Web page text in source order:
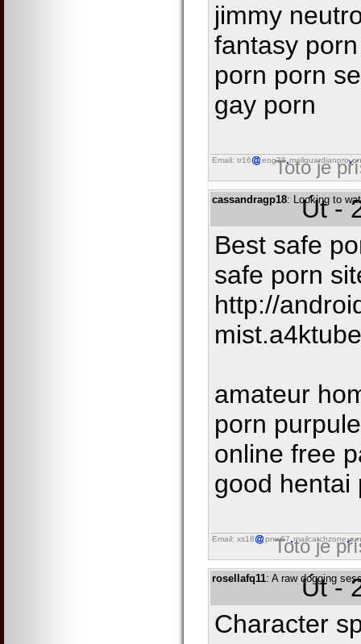
jimmy
fantasy
porn porn
gay porn
Email: tr16 eog38 mailguardianpro
Toto je
cassandragp18: Looking to
Út -
Best safe
safe porn
http://
amateur
porn
online free
good hentai
Email: xs18 pnw67 mailcatchzone run
Toto je
rosellafq11: A raw dogging
Út -
Character